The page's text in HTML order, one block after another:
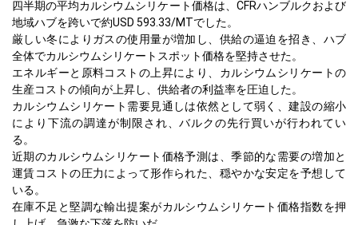
四半期の平均カルシウムシリケート価格は、CFRハンブルクおよび
地域ハブを跨いで約USD 593.33/MTでした。
厳しい冬によりガスの使用量が増加し、供給の逼迫を招き、ハブ
全体でカルシウムシリケートスポット価格を堅持させた。
エネルギーと原料コストの上昇により、カルシウムシリケートの
生産コストの傾向が上昇し、供給者の利益率を圧迫した。
カルシウムシリケート需要見通しは依然として弱く、建設の縮小
により下流の調達が制限され、バルクの先行買いが行われてい
る。
近期のカルシウムシリケート価格予測は、季節的な需要の増加と
運賃コストの圧力によって形作られた、穏やかな安定を予想して
いる。
在庫不足と堅調な輸出提案がカルシウムシリケート価格指数を押